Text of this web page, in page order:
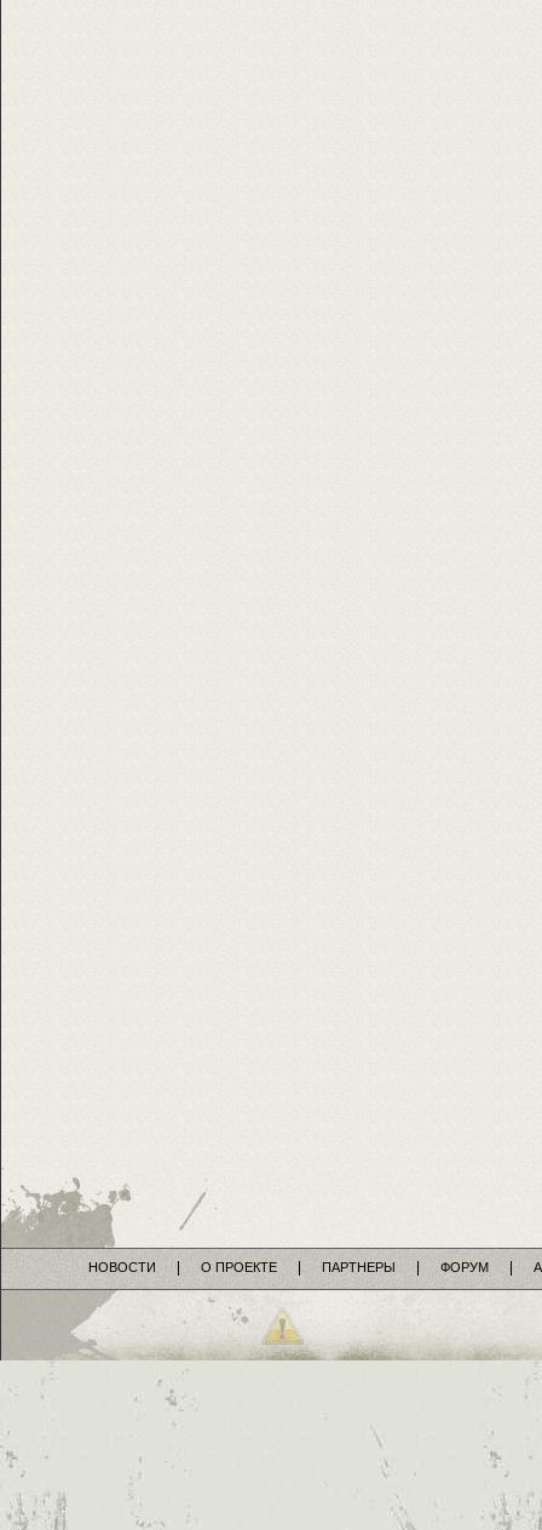
НОВОСТИ О ПРОЕКТЕ ПАРТНЕРЫ ФОРУМ